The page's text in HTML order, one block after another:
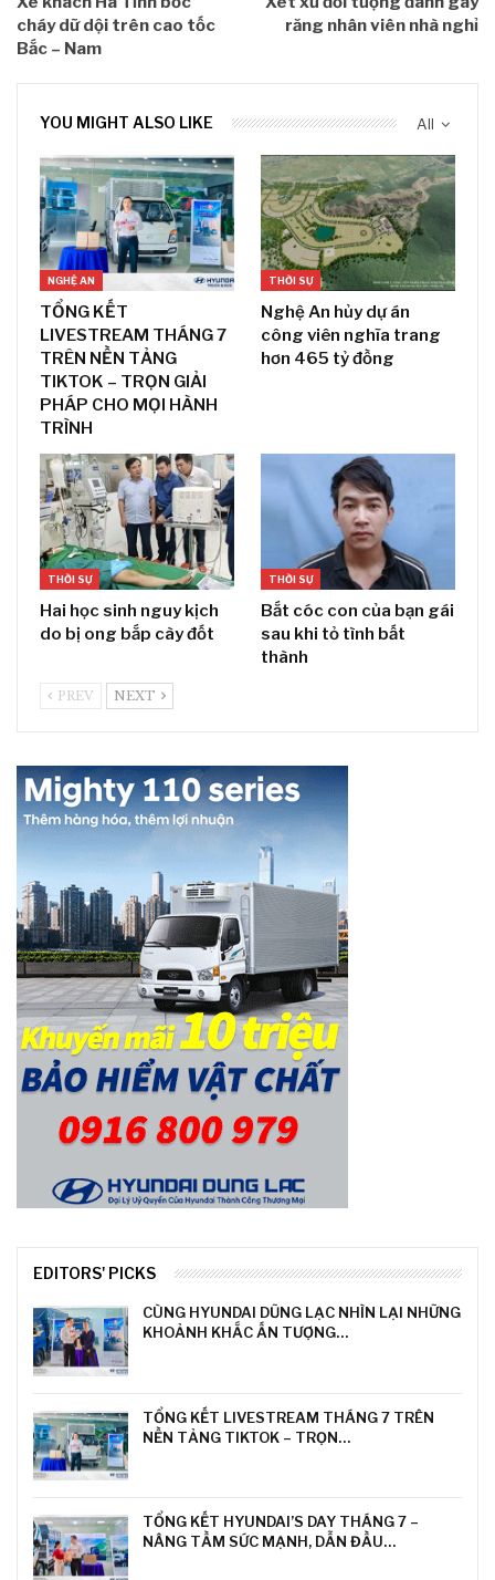
cháy dữ dội trên cao tốc
Bắc – Nam
răng nhân viên nhà nghỉ
All
YOU MIGHT ALSO LIKE
NGHỆ AN
TỔNG KẾT
LIVESTREAM THÁNG 7
TRÊN NỀN TẢNG
TIKTOK – TRỌN GIẢI
PHÁP CHO MỌI HÀNH
TRÌNH
THỜI SỰ
Nghệ An hủy dự án
công viên nghĩa trang
hơn 465 tỷ đồng
THỜI SỰ
Hai học sinh nguy kịch
do bị ong bắp cày đốt
THỜI SỰ
Bắt cóc con của bạn gái
sau khi tỏ tình bất
thành
PREV NEXT
EDITORS' PICKS
CÙNG HYUNDAI DŨNG LẠC NHÌN LẠI NHỮNG
KHOẢNH KHẮC ẤN TƯỢNG…
TỔNG KẾT LIVESTREAM THÁNG 7 TRÊN
NỀN TẢNG TIKTOK – TRỌN…
TỔNG KẾT HYUNDAI’S DAY THÁNG 7 –
NÂNG TẦM SỨC MẠNH, DẪN ĐẦU…